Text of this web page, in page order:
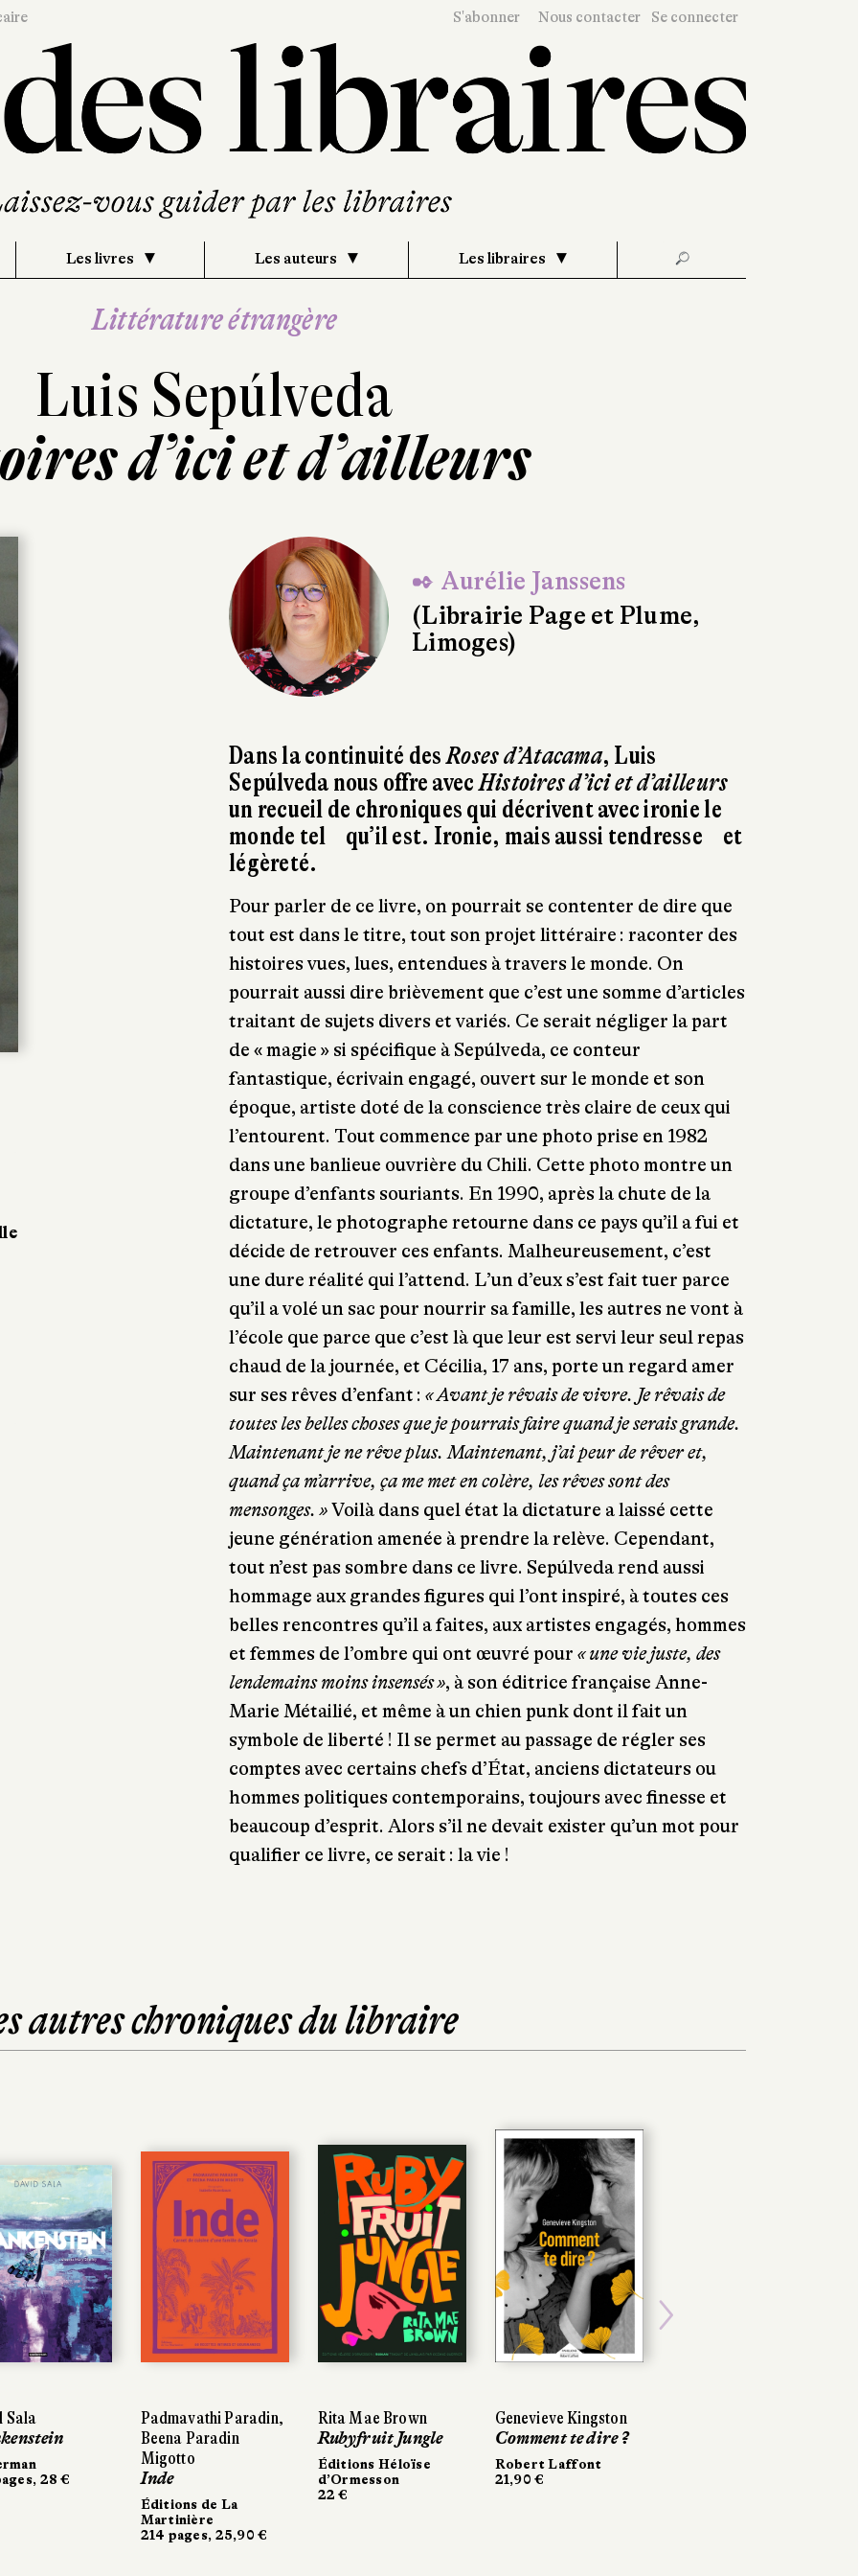
S'abonner Nous contacter Se connecter
Les livres Les auteurs Les libraires 🔎
Littérature étrangère
Luis Sepúlveda
d’ici et d’ailleurs
✒ Aurélie Janssens
(Librairie Page et Plume,
Limoges)
Dans la continuité desRoses d’Atacama, Luis
Sepúlveda nous offre avecHistoires d’ici et d’ailleurs
un recueil de chroniques qui décrivent avec ironie le
monde tel qu’il est. Ironie, mais aussi tendresse et
légèreté.
Pour parler de ce livre, on pourrait se contenter de dire que
tout est dans le titre, tout son projet littéraire : raconter des
histoires vues, lues, entendues à travers le monde. On
pourrait aussi dire brièvement que c’est une somme d’articles
traitant de sujets divers et variés. Ce serait négliger la part
de « magie » si spécifique à Sepúlveda, ce conteur
fantastique, écrivain engagé, ouvert sur le monde et son
époque, artiste doté de la conscience très claire de ceux qui
l’entourent. Tout commence par une photo prise en 1982
dans une banlieue ouvrière du Chili. Cette photo montre un
groupe d’enfants souriants. En 1990, après la chute de la
dictature, le photographe retourne dans ce pays qu’il a fui et
décide de retrouver ces enfants. Malheureusement, c’est
une dure réalité qui l’attend. L’un d’eux s’est fait tuer parce
qu’il a volé un sac pour nourrir sa famille, les autres ne vont à
l’école que parce que c’est là que leur est servi leur seul repas
chaud de la journée, et Cécilia, 17 ans, porte un regard amer
sur ses rêves d’enfant : « Avant je rêvais de vivre. Je rêvais de
toutes les belles choses que je pourrais faire quand je serais grande.
Maintenant je ne rêve plus. Maintenant, j’ai peur de rêver et,
quand ça m’arrive, ça me met en colère, les rêves sont des
mensonges. »Voilà dans quel état la dictature a laissé cette
jeune génération amenée à prendre la relève. Cependant,
tout n’est pas sombre dans ce livre. Sepúlveda rend aussi
hommage aux grandes figures qui l’ont inspiré, à toutes ces
belles rencontres qu’il a faites, aux artistes engagés, hommes
et femmes de l’ombre qui ont œuvré pour « une vie juste, des
lendemains moins insensés », à son éditrice française Anne-
Marie Métailié, et même à un chien punk dont il fait un
symbole de liberté ! Il se permet au passage de régler ses
comptes avec certains chefs d’État, anciens dictateurs ou
hommes politiques contemporains, toujours avec finesse et
beaucoup d’esprit. Alors s’il ne devait exister qu’un mot pour
qualifier ce livre, ce serait : la vie !
autres chroniques du libraire
Sala
28 €
Padmavathi Paradin,
Beena Paradin
Migotto
Inde
Éditions de La
Martinière
214 pages, 25,90 €
Rita Mae Brown
Rubyfruit Jungle
Éditions Héloïse
d’Ormesson
22 €
Genevieve Kingston
Comment te dire ?
Robert Laffont
21,90 €